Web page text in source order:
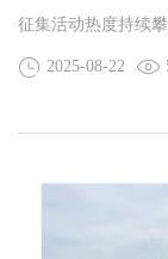
征集活动热度持续攀
2025-08-22